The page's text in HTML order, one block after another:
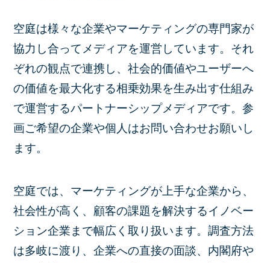
空庭は様々な企業やマーケティングの専門家が
協力し合ってメディアを運営しています。それ
ぞれの観点で連携し、社会的価値やユーザーへ
の価値を最大化する相乗効果を生み出す仕組み
で運営するパートナーシップメディアです。参
画ご希望の企業や個人はお問い合わせお願いし
ます。
空庭では、マーケティングが上手な企業から、
社会性が高く、顧客の課題を解決するイノベー
ション企業まで幅広く取り扱います。調査方法
は多岐に渡り、企業への直接の面談、内閣府や